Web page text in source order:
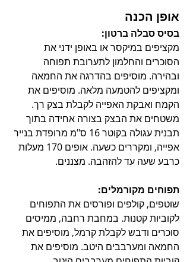
אופן הכנה
בסיס סבלה ברטון:
מקציפים במיקסר או באופן ידני את
הסוכרים והחלמון לתערובת תפוחה
ובהירה. מוסיפים בהדרגה את החמאה
ומקציפים להטמעה מלאה. מוסיפים את
הקמח ואבקת האפייה לקבלת בצק רך.
משטחים את הבצק בצורה אחידה בתוך
תבנית עגולה בקוטר 16 ס"מ מרופדת בנייר
אפייה, ומקררים כשעה. אופים 170 מעלות
כרבע שעה עד להזהבה. מצננים.
תפוחים מקורמלים:
שוטפים, קולפים ופורסים את התפוחים
לקוביות קטנות. במחבת רחבה, ממיסים
סוכרים ודבש לקבלת קרמל, מוסיפים את
החמאה ומערבבים היטב. מוסיפים את